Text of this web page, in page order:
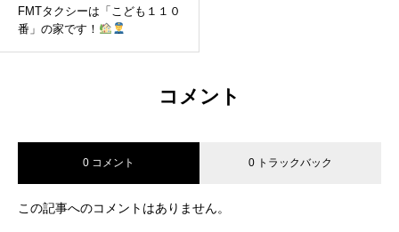
FMTタクシーは「こども１１０
番」の家です！
コメント
0 コメント 0 トラックバック
この記事へのコメントはありません。